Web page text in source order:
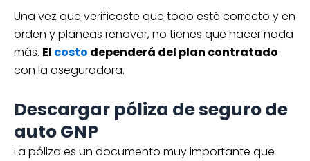
Una vez que verificaste que todo esté correcto y en
orden y planeas renovar, no tienes que hacer nada
más. El costo dependerá del plan contratado
con la aseguradora.
Descargar póliza de seguro de
auto GNP
La póliza es un documento muy importante que